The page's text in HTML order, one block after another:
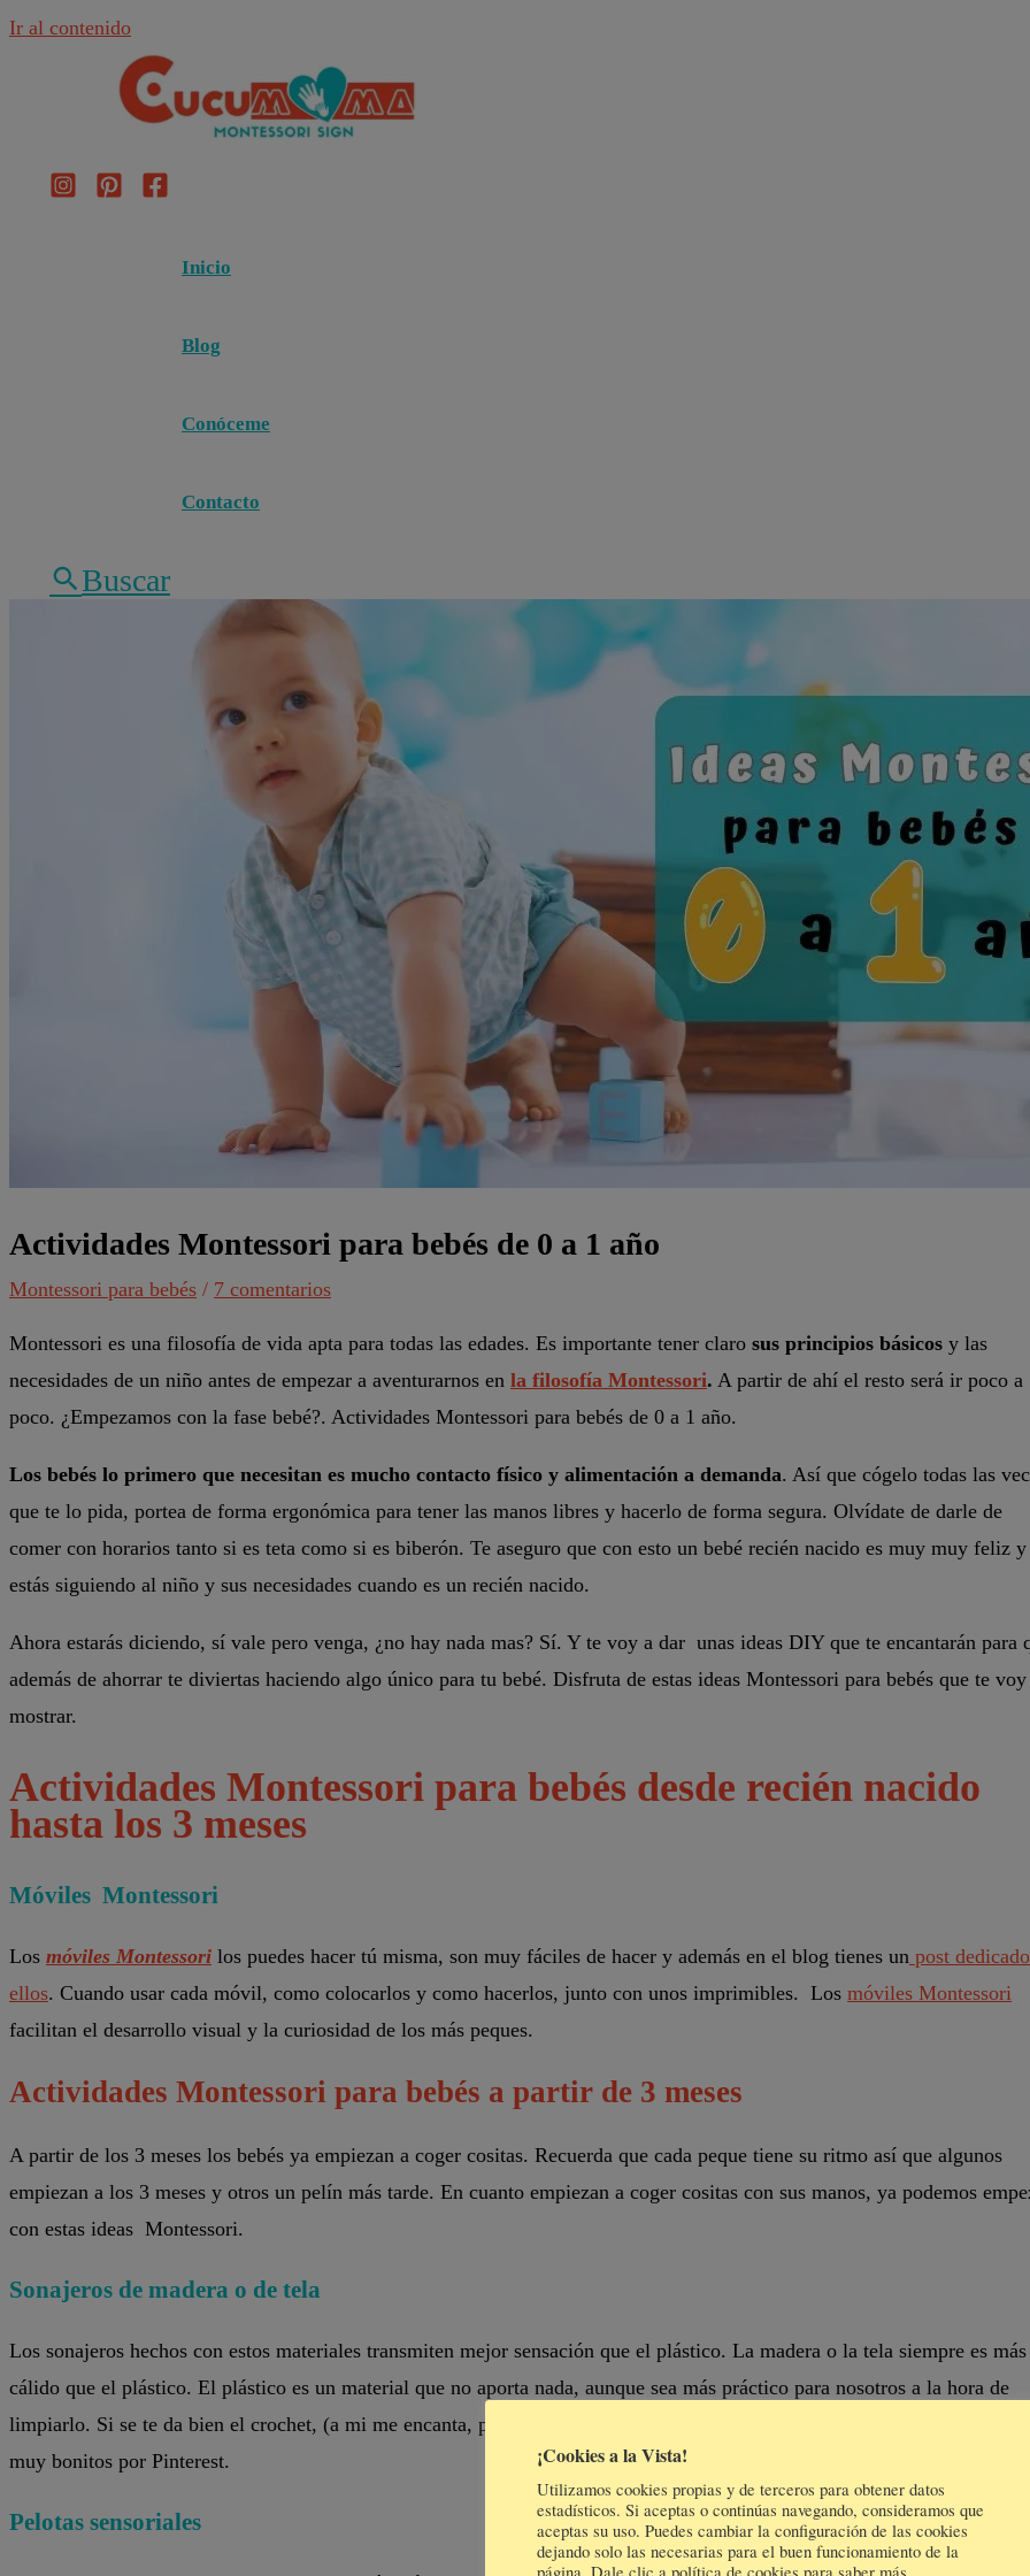
Ir al contenido
Inicio
Blog
Conóceme
Contacto
Buscar
Actividades Montessori para bebés de 0 a 1 año
Montessori para bebés / 7 comentarios
Montessori es una filosofía de vida apta para todas las edades. Es importante tener claro sus principios básicos y las
necesidades de un niño antes de empezar a aventurarnos en la filosofía Montessori. A partir de ahí el resto será ir poco a
poco. ¿Empezamos con la fase bebé?. Actividades Montessori para bebés de 0 a 1 año.
Los bebés lo primero que necesitan es mucho contacto físico y alimentación a demanda. Así que cógelo todas las
que te lo pida, portea de forma ergonómica para tener las manos libres y hacerlo de forma segura. Olvídate de darle de
comer con horarios tanto si es teta como si es biberón. Te aseguro que con esto un bebé recién nacido es muy muy feliz y
estás siguiendo al niño y sus necesidades cuando es un recién nacido.
Ahora estarás diciendo, sí vale pero venga, ¿no hay nada mas? Sí. Y te voy a dar unas ideas DIY que te encantarán para
además de ahorrar te diviertas haciendo algo único para tu bebé. Disfruta de estas ideas Montessori para bebés que te voy
mostrar.
Actividades Montessori para bebés desde recién nacido
hasta los 3 meses
Móviles Montessori
Los móviles Montessori los puedes hacer tú misma, son muy fáciles de hacer y además en el blog tienes un post
ellos. Cuando usar cada móvil, como colocarlos y como hacerlos, junto con unos imprimibles. Los móviles Montessori
facilitan el desarrollo visual y la curiosidad de los más peques.
Actividades Montessori para bebés a partir de 3 meses
A partir de los 3 meses los bebés ya empiezan a coger cositas. Recuerda que cada peque tiene su ritmo así que algunos
empiezan a los 3 meses y otros un pelín más tarde. En cuanto empiezan a coger cositas con sus manos, ya podemos
con estas ideas Montessori.
Sonajeros de madera o de tela
Los sonajeros hechos con estos materiales transmiten mejor sensación que el plástico. La madera o la tela siempre es más
cálido que el plástico. El plástico es un material que no aporta nada, aunque sea más práctico para nosotros a la hora de
limpiarlo. Si se te da bien el crochet, (a mi me encanta, por eso te doy la idea), puedes hacer uno de crochet. Hay
muy bonitos por Pinterest.
Pelotas sensoriales
¡Cookies a la Vista!
Utilizamos cookies propias y de terceros para obtener datos
estadísticos. Si aceptas o continúas navegando, consideramos que
aceptas su uso. Puedes cambiar la configuración de las cookies
dejando solo las necesarias para el buen funcionamiento de la